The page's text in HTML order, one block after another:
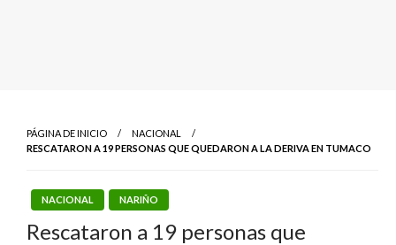
PÁGINA DE INICIO
NACIONAL
RESCATARON A 19 PERSONAS QUE QUEDARON A LA DERIVA EN TUMACO
NACIONAL NARIÑO
Rescataron a 19 personas que